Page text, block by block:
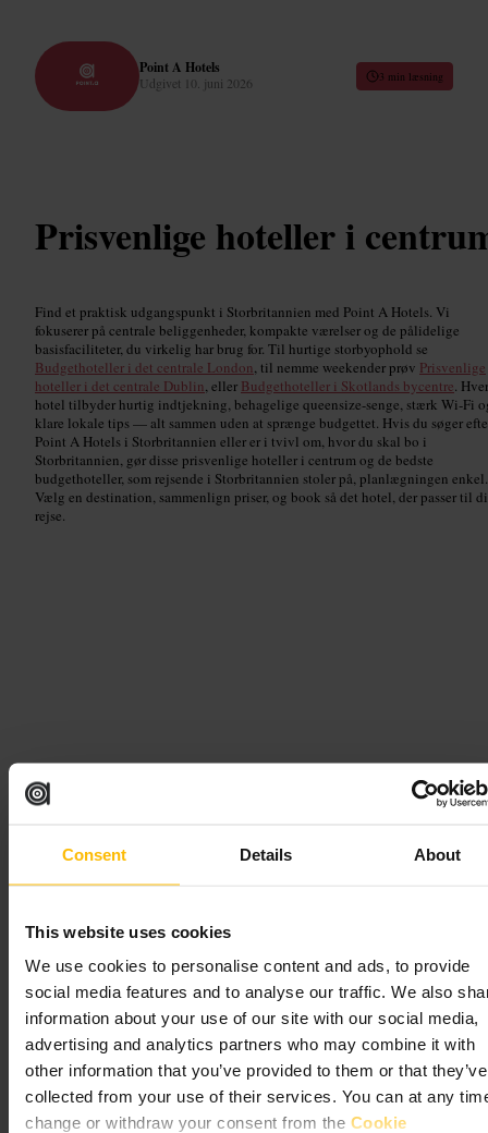
Consent Details About
This website uses cookies
We use cookies to personalise content and ads, to provide
social media features and to analyse our traffic. We also
information about your use of our site with our social media,
advertising and analytics partners who may combine it with
other information that you’ve provided to them or that they’ve
collected from your use of their services. You can at any
change or withdraw your consent from the Cookie
Point A Hotels
Udgivet 10. juni 2026 3 min læsning
Prisvenlige hoteller i
Find et praktisk udgangspunkt i Storbritannien med Point A Hotels. Vi
fokuserer på centrale beliggenheder, kompakte værelser og de pålidelige
basisfaciliteter, du virkelig har brug for. Til hurtige storbyophold se
Budgethoteller i det centrale London, til nemme weekender prøv Prisvenlige
hoteller i det centrale Dublin, eller Budgethoteller i Skotlands bycentre.
hotel tilbyder hurtig indtjekning, behagelige queensize-senge, stærk Wi‑Fi
klare lokale tips — alt sammen uden at sprænge budgettet. Hvis du søger
Point A Hotels i Storbritannien eller er i tvivl om, hvor du skal bo i
Storbritannien, gør disse prisvenlige hoteller i centrum og de bedste
budgethoteller, som rejsende i Storbritannien stoler på, planlægningen enkel.
Vælg en destination, sammenlign priser, og book så det hotel, der passer til
rejse.
samme enhed til hver rejse, så dine udgifter automatisk bliver
begrænset dagligt og for ugen (mandag til søndag). Det gælder på
Tube, busser, DLR, London Overground og Elizabeth line.
Transport for London